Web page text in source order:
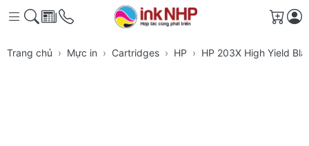
Giỏ
Trang chủ Mực in Cartridges HP HP 203X High Yield